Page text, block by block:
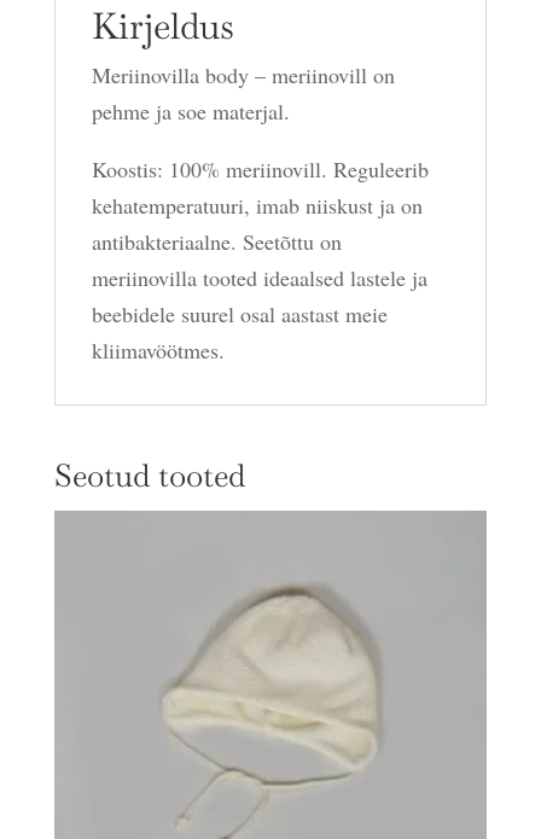
Kirjeldus
Meriinovilla body – meriinovill on
pehme ja soe materjal.
Koostis: 100% meriinovill. Reguleerib
kehatemperatuuri, imab niiskust ja on
antibakteriaalne. Seetõttu on
meriinovilla tooted ideaalsed lastele ja
beebidele suurel osal aastast meie
kliimavöötmes.
Seotud tooted